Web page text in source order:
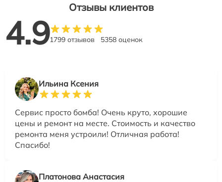
Отзывы клиентов
4.91799 отзывов 5358 оценок
Ильина Ксения
Сервис просто бомба! Очень круто, хорошие
цены и ремонт на месте. Стоимость и качество
ремонта меня устроили! Отличная работа!
Спасибо!
Платонова Анастасия